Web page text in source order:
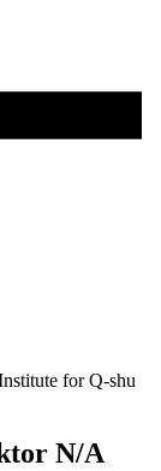
for Q-shu
N/A